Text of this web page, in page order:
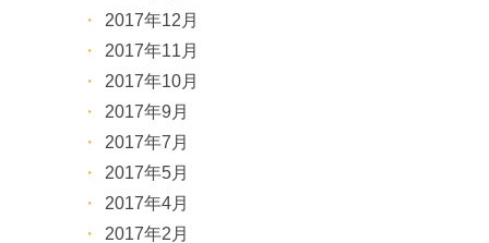
2017年12月
2017年11月
2017年10月
2017年9月
2017年7月
2017年5月
2017年4月
2017年2月